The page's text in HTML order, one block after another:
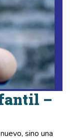
–
sino una